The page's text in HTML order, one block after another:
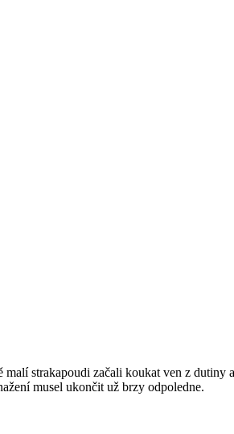
strakapoudi začali koukat ven z dutiny
musel ukončit už brzy odpoledne.